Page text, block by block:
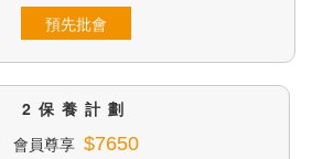
預先批會
2保養計劃
會員尊享 $7650